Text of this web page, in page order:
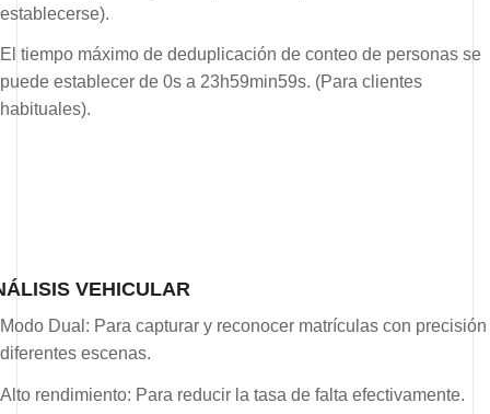
establecerse).
El tiempo máximo de deduplicación de conteo de personas se
puede establecer de 0s a 23h59min59s. (Para clientes
habituales).
VEHICULAR
Modo Dual: Para capturar y reconocer matrículas con precisión
diferentes escenas.
Alto rendimiento: Para reducir la tasa de falta efectivamente.